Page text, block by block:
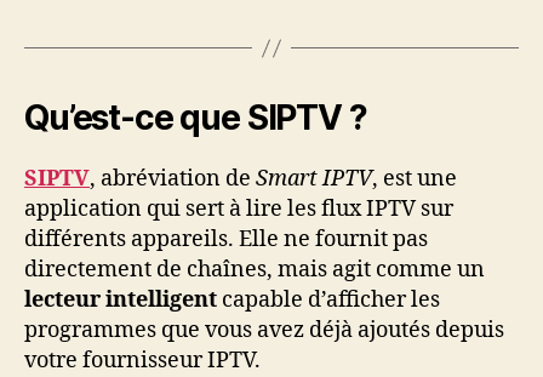
Qu’est-ce que SIPTV ?
SIPTV, abréviation de Smart IPTV, est une
application qui sert à lire les flux IPTV sur
différents appareils. Elle ne fournit pas
directement de chaînes, mais agit comme un
lecteur intelligent capable d’afficher les
programmes que vous avez déjà ajoutés depuis
votre fournisseur IPTV.